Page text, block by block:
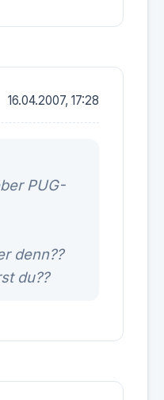
16.04.2007, 17:28
PUG-
denn??
du??